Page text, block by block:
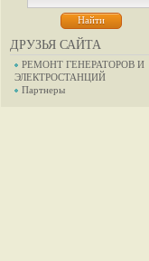
ДРУЗЬЯ САЙТА
РЕМОНТ ГЕНЕРАТОРОВ И
ЭЛЕКТРОСТАНЦИЙ
Партнеры